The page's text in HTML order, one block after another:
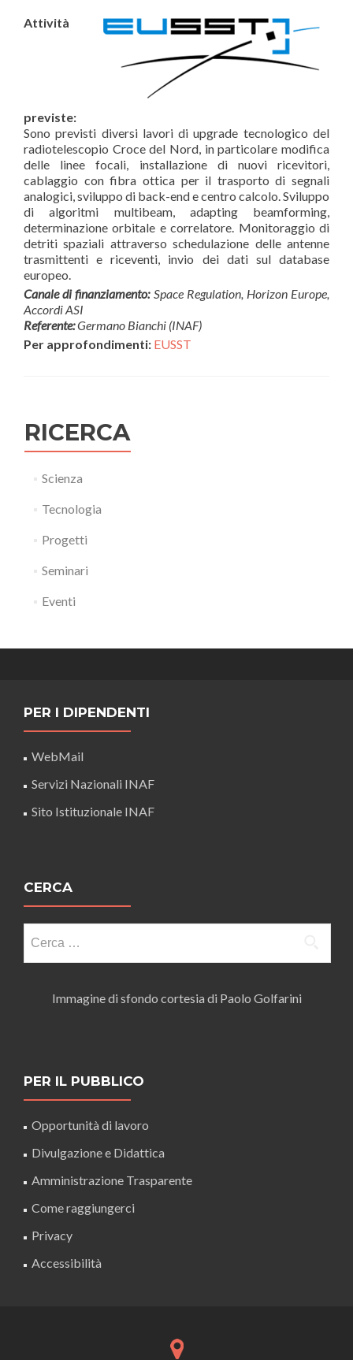
Attività
previste:
Sono previsti diversi lavori di upgrade tecnologico del
radiotelescopio Croce del Nord, in particolare modifica
delle linee focali, installazione di nuovi ricevitori,
cablaggio con fibra ottica per il trasporto di segnali
analogici, sviluppo di back-end e centro calcolo. Sviluppo
di algoritmi multibeam, adapting beamforming,
determinazione orbitale e correlatore. Monitoraggio di
detriti spaziali attraverso schedulazione delle antenne
trasmittenti e riceventi, invio dei dati sul database
europeo.
Canale di finanziamento:Space Regulation, Horizon Europe,
Accordi ASI
Referente:Germano Bianchi (INAF)
Per approfondimenti: EUSST
RICERCA
Scienza
Tecnologia
Progetti
Seminari
Eventi
PER I DIPENDENTI
WebMail
Servizi Nazionali INAF
Sito Istituzionale INAF
CERCA
per:
Immagine di sfondo cortesia di Paolo Golfarini
PER IL PUBBLICO
Opportunità di lavoro
Divulgazione e Didattica
Amministrazione Trasparente
Come raggiungerci
Privacy
Accessibilità